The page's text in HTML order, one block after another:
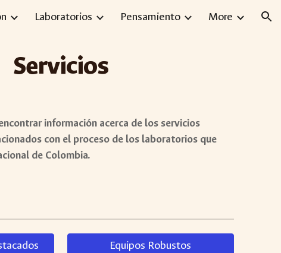
Laboratorios Pensamiento More
Servicios
información acerca de los servicios
con el proceso de los laboratorios que
de Colombia.
Equipos Robustos